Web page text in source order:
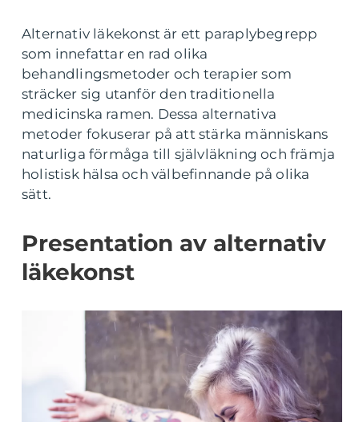
Alternativ läkekonst är ett paraplybegrepp
som innefattar en rad olika
behandlingsmetoder och terapier som
sträcker sig utanför den traditionella
medicinska ramen. Dessa alternativa
metoder fokuserar på att stärka människans
naturliga förmåga till självläkning och främja
holistisk hälsa och välbefinnande på olika
sätt.
Presentation av alternativ
läkekonst